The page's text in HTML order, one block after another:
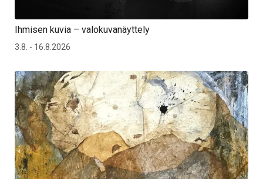
Ihmisen kuvia – valokuvanäyttely
3.8. - 16.8.2026